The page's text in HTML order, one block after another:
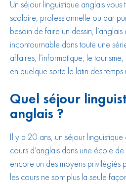
Un séjour linguistique anglais vous
scolaire, professionnelle ou par
besoin de faire un dessin,
incontournable dans toute une
affaires, l’informatique, le
en quelque sorte le latin des temps
Quel séjour
anglais ?
Il y a 20 ans, un séjour linguistique
cours d’anglais dans une école
encore un des moyens privilégiés
les cours ne sont plus la seule